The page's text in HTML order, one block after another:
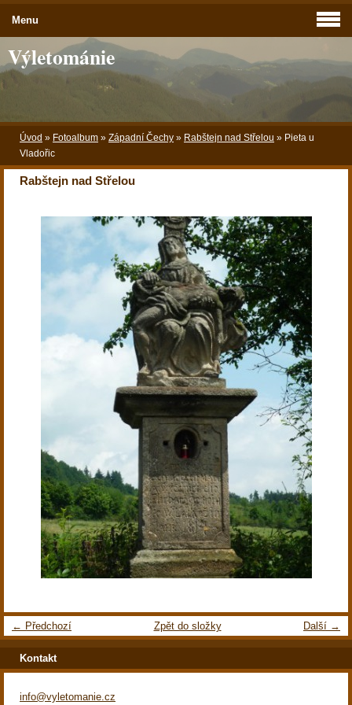
Výletománie
Úvod » Fotoalbum » Západní Čechy » Rabštejn nad Střelou » Pieta u
Vladořic
Rabštejn nad Střelou
← Předchozí Další →
Zpět do složky
Menu
Kontakt
info@vyletomanie.cz